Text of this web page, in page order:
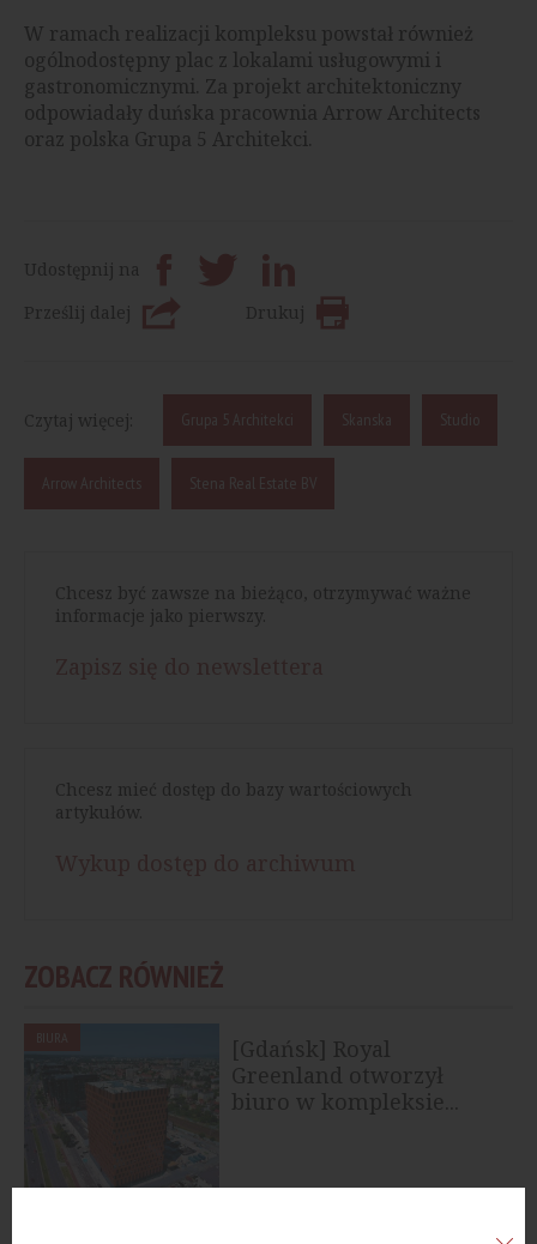
W ramach realizacji kompleksu powstał również
ogólnodostępny plac z lokalami usługowymi i
gastronomicznymi. Za projekt architektoniczny
odpowiadały duńska pracownia Arrow Architects
oraz polska Grupa 5 Architekci.
Udostępnij na
Prześlij dalej
Drukuj
Czytaj więcej: Grupa 5 Architekci Skanska Studio
Arrow Architects Stena Real Estate BV
Chcesz być zawsze na bieżąco, otrzymywać ważne
informacje jako pierwszy.
Chcesz mieć dostęp do bazy wartościowych
artykułów.
ZOBACZ RÓWNIEŻ
[Gdańsk] Royal
Greenland otworzył
biuro w kompleksie...